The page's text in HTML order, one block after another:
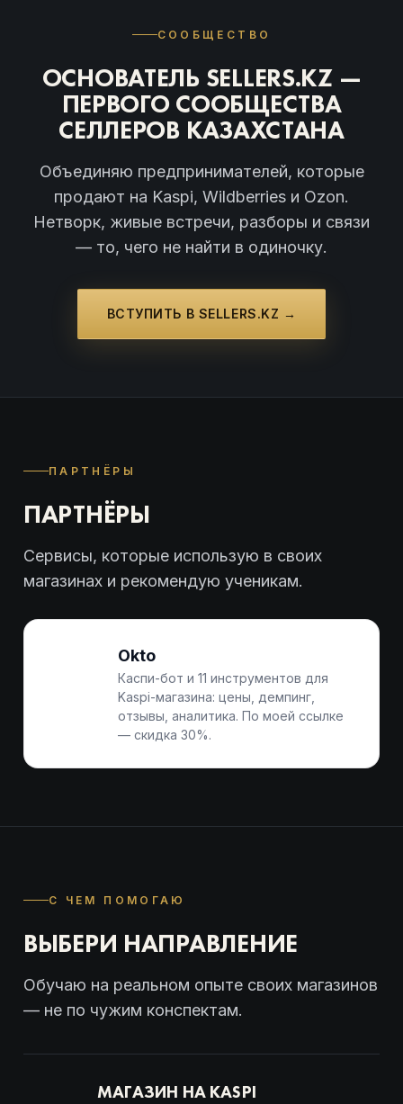
СООБЩЕСТВО
ОСНОВАТЕЛЬ SELLERS.KZ —
ПЕРВОГО СООБЩЕСТВА
СЕЛЛЕРОВ КАЗАХСТАНА
Объединяю предпринимателей, которые
продают на Kaspi, Wildberries и Ozon.
Нетворк, живые встречи, разборы и связи
— то, чего не найти в одиночку.
ВСТУПИТЬ В SELLERS.KZ →
ПАРТНЁРЫ
ПАРТНЁРЫ
Сервисы, которые использую в своих
магазинах и рекомендую ученикам.
Okto
Каспи-бот и 11 инструментов для
Kaspi-магазина: цены, демпинг,
отзывы, аналитика. По моей ссылке
— скидка 30%.
С ЧЕМ ПОМОГАЮ
ВЫБЕРИ НАПРАВЛЕНИЕ
Обучаю на реальном опыте своих магазинов
— не по чужим конспектам.
МАГАЗИН НА KASPI